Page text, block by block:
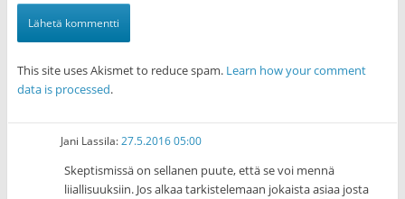
This site uses Akismet to reduce spam. Learn how your comment
data is processed.
Jani Lassila:27.5.2016 05:00
Skeptismissä on sellanen puute, että se voi mennä
liiallisuuksiin. Jos alkaa tarkistelemaan jokaista asiaa josta